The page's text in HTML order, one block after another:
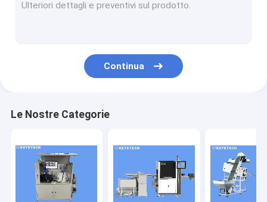
Continua
Le Nostre Categorie